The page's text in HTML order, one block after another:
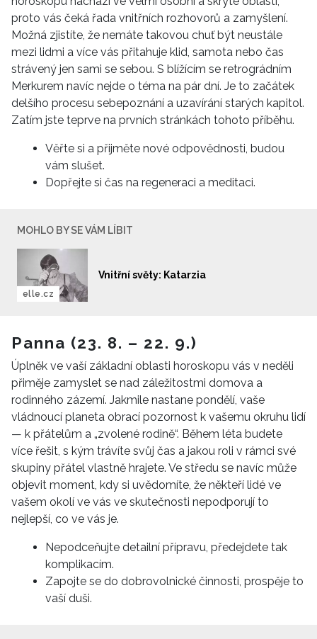
proto vás čeká řada vnitřních rozhovorů a zamyšlení.
Možná zjistíte, že nemáte takovou chuť být neustále
mezi lidmi a více vás přitahuje klid, samota nebo čas
strávený jen sami se sebou. S blížícím se retrográdním
Merkurem navíc nejde o téma na pár dní. Je to začátek
delšího procesu sebepoznání a uzavírání starých kapitol.
Zatím jste teprve na prvních stránkách tohoto příběhu.
Věřte si a přijměte nové odpovědnosti, budou
vám slušet.
Dopřejte si čas na regeneraci a meditaci.
MOHLO BY SE VÁM LÍBIT
Vnitřní světy: Katarzia
elle.cz
Panna (23. 8. – 22. 9.)
Úplněk ve vaší základní oblasti horoskopu vás v neděli
přiměje zamyslet se nad záležitostmi domova a
rodinného zázemí. Jakmile nastane pondělí, vaše
vládnoucí planeta obrací pozornost k vašemu okruhu lidí
— k přátelům a „zvolené rodině“. Během léta budete
více řešit, s kým trávíte svůj čas a jakou roli v rámci své
skupiny přátel vlastně hrajete. Ve středu se navíc může
objevit moment, kdy si uvědomíte, že někteří lidé ve
vašem okolí ve vás ve skutečnosti nepodporují to
nejlepší, co ve vás je.
Nepodceňujte detailní přípravu, předejdete tak
komplikacím.
Zapojte se do dobrovolnické činnosti, prospěje to
vaší duši.